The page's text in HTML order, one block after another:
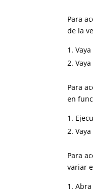
Para
de la
Para
en
Para
variar